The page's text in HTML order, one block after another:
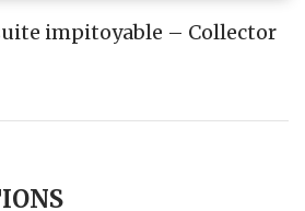
impitoyable – Collector